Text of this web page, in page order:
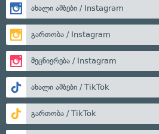
ახალი ამბები / Instagram
გართობა / Instagram
მეცნიერება / Instagram
ახალი ამბები / TikTok
გართობა / TikTok